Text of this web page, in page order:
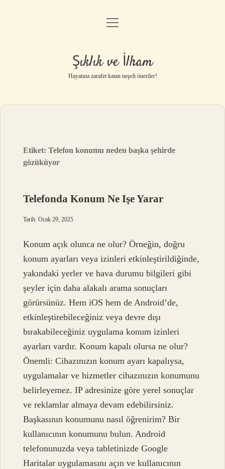
Anasayfa
Gizlilik Politikası
Yasal Uyarı
menüyü
Şıklık ve İlham
Hayatına zarafet katan neşeli öneriler!
Etiket:Telefon konumu neden başka şehirde
gözüküyor
Telefonda Konum Ne Işe Yarar
Tarih: Ocak 29, 2025
Konum açık olunca ne olur? Örneğin, doğru
konum ayarları veya izinleri etkinleştirildiğinde,
yakındaki yerler ve hava durumu bilgileri gibi
şeyler için daha alakalı arama sonuçları
görürsünüz. Hem iOS hem de Android’de,
etkinleştirebileceğiniz veya devre dışı
bırakabileceğiniz uygulama konum izinleri
ayarları vardır. Konum kapalı olursa ne olur?
Önemli: Cihazınızın konum ayarı kapalıysa,
uygulamalar ve hizmetler cihazınızın konumunu
belirleyemez. IP adresinize göre yerel sonuçlar
ve reklamlar almaya devam edebilirsiniz.
Başkasının konumunu nasıl öğrenirim? Bir
kullanıcının konumunu bulun. Android
telefonunuzda veya tabletinizde Google
Haritalar uygulamasını açın ve kullanıcının